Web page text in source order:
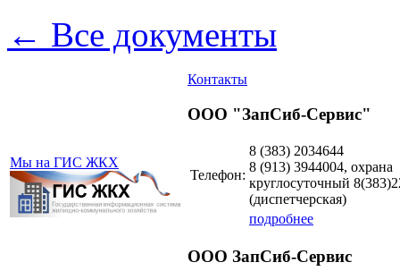
← Все документы
Мы на ГИС ЖКХ
Контакты
ООО "ЗапСиб-Сервис"
Телефон:
8 (383) 2034644
8 (913) 3944004, охрана
круглосуточный
(диспетчерская)
подробнее
ООО ЗапСиб-Сервис